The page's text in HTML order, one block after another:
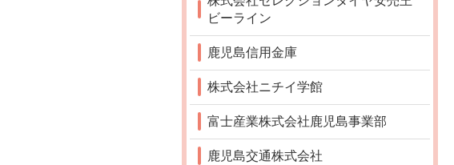
ビーライン
鹿児島信用金庫
株式会社ニチイ学館
富士産業株式会社鹿児島事業部
鹿児島交通株式会社